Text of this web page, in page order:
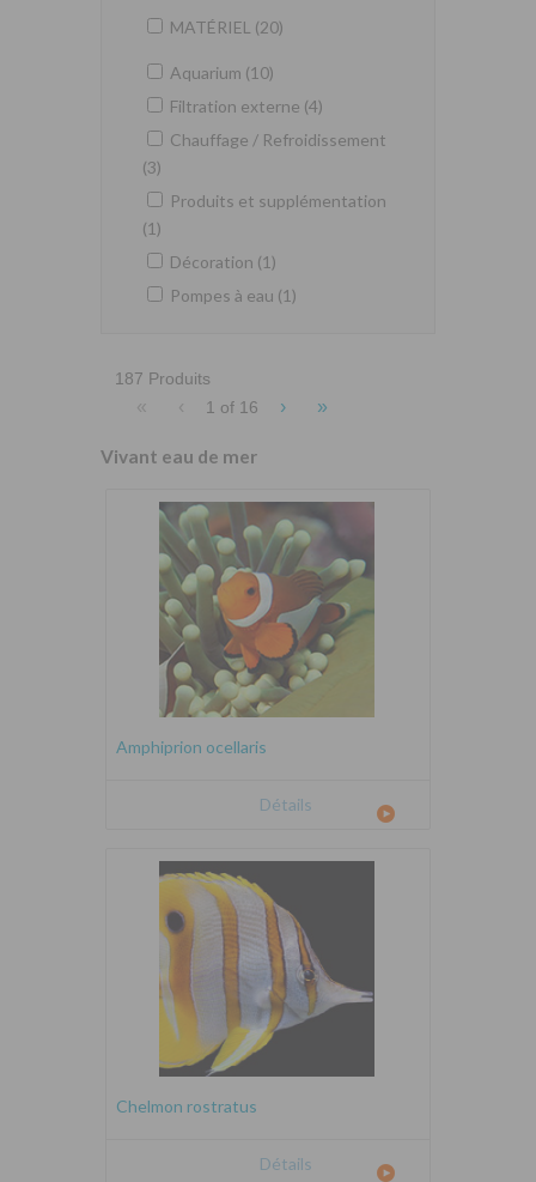
MATÉRIEL (20)
Aquarium (10)
Filtration externe (4)
Chauffage / Refroidissement
(3)
Produits et supplémentation
(1)
Décoration (1)
Pompes à eau (1)
187 Produits
« ‹ 1 of 16 › »
Vivant eau de mer
Amphiprion ocellaris
Détails
Chelmon rostratus
Détails